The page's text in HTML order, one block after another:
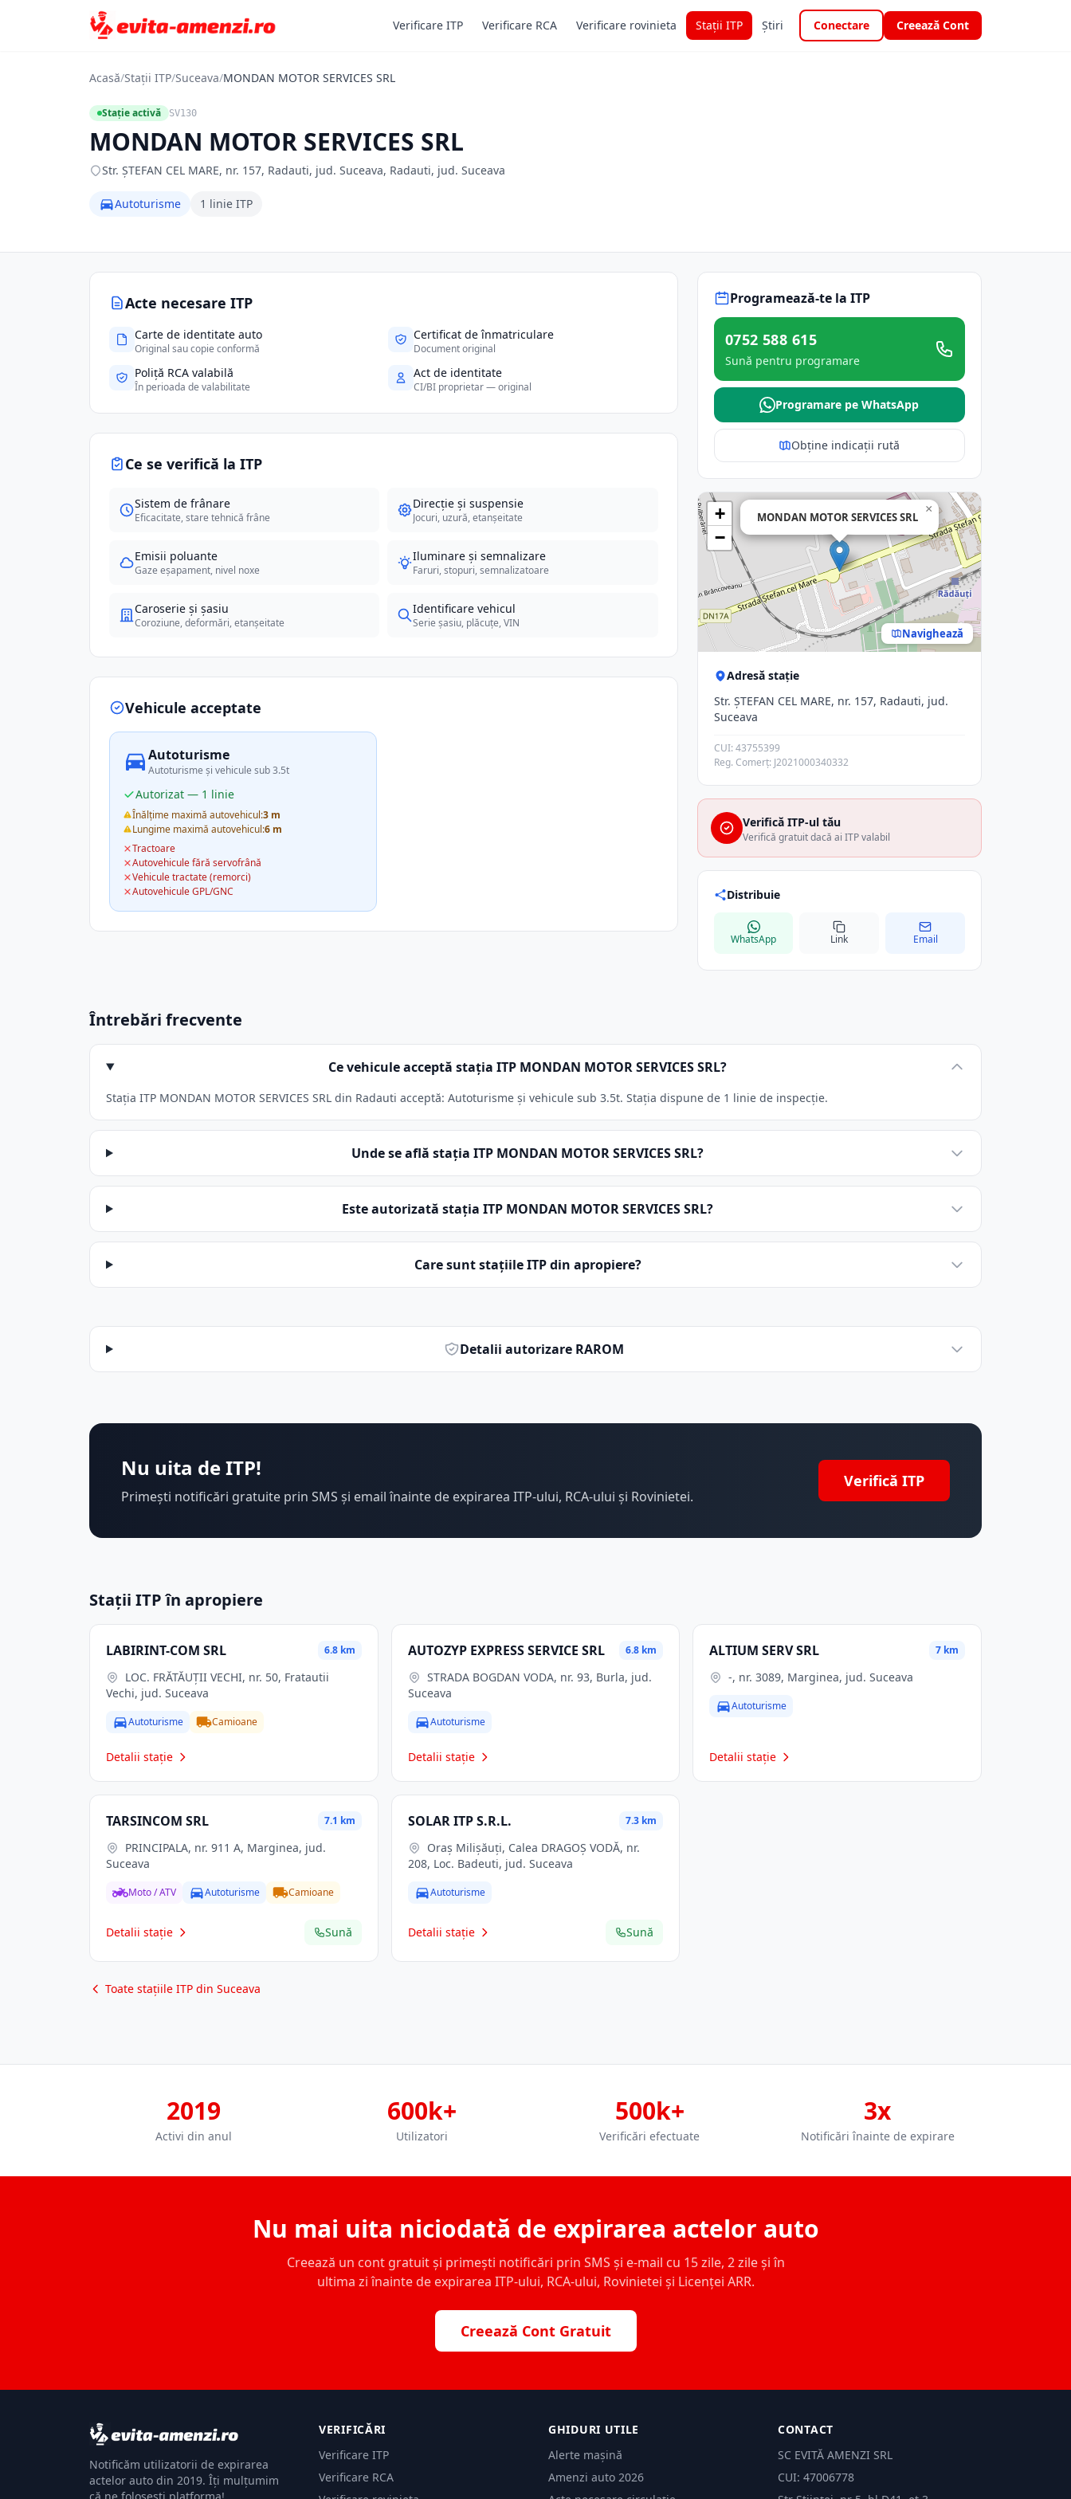
Verificare ITP Verificare RCA Verificare rovinieta Stații ITP Știri Conectare Creează Cont
Acasă/Stații ITP/Suceava/MONDAN MOTOR SERVICES SRL
Stație activă SV130
MONDAN MOTOR SERVICES SRL
Str. ŞTEFAN CEL MARE, nr. 157, Radauti, jud. Suceava, Radauti, jud. Suceava
Autoturisme 1 linie ITP
Acte necesare ITP
Carte de identitate auto
Original sau copie conformă
Certificat de înmatriculare
Document original
Poliță RCA valabilă
În perioada de valabilitate
Act de identitate
CI/BI proprietar — original
Ce se verifică la ITP
Sistem de frânare
Eficacitate, stare tehnică frâne
Direcție și suspensie
Jocuri, uzură, etanșeitate
Emisii poluante
Gaze eșapament, nivel noxe
Iluminare și semnalizare
Faruri, stopuri, semnalizatoare
Caroserie și șasiu
Coroziune, deformări, etanșeitate
Identificare vehicul
Serie șasiu, plăcuțe, VIN
Vehicule acceptate
Autoturisme
Autoturisme și vehicule sub 3.5t
Autorizat — 1 linie
Înălțime maximă autovehicul:3 m
Lungime maximă autovehicul:6 m
Tractoare
Autovehicule fără servofrână
Vehicule tractate (remorci)
Autovehicule GPL/GNC
Programează-te la ITP
0752 588 615
Sună pentru programare
Programare pe WhatsApp
Obține indicații rută
MONDAN MOTOR SERVICES SRL
×
+
−
Navighează
Adresă stație
Str. ŞTEFAN CEL MARE, nr. 157, Radauti, jud.
Suceava
CUI: 43755399
Reg. Comerț: J2021000340332
Verifică ITP-ul tău
Verifică gratuit dacă ai ITP valabil
Distribuie
WhatsApp Link Email
Întrebări frecvente
Ce vehicule acceptă stația ITP MONDAN MOTOR SERVICES SRL?
Stația ITP MONDAN MOTOR SERVICES SRL din Radauti acceptă: Autoturisme și vehicule sub 3.5t. Stația dispune de 1 linie de inspecție.
Unde se află stația ITP MONDAN MOTOR SERVICES SRL?
Este autorizată stația ITP MONDAN MOTOR SERVICES SRL?
Care sunt stațiile ITP din apropiere?
Detalii autorizare RAROM
Nu uita de ITP!
Primești notificări gratuite prin SMS și email înainte de expirarea ITP-ului, RCA-ului și Rovinietei.
Verifică ITP
Stații ITP în apropiere
LABIRINT-COM SRL 6.8 km
Vechi, jud. Suceava
Autoturisme Camioane
Detalii stație
AUTOZYP EXPRESS SERVICE SRL 6.8 km
Suceava
Autoturisme
Detalii stație
ALTIUM SERV SRL 7 km
-, nr. 3089, Marginea, jud. Suceava
Autoturisme
Detalii stație
TARSINCOM SRL 7.1 km
Suceava
Moto / ATV Autoturisme Camioane
Detalii stație Sună
SOLAR ITP S.R.L. 7.3 km
208, Loc. Badeuti, jud. Suceava
Autoturisme
Detalii stație Sună
Toate stațiile ITP din Suceava
2019
Activi din anul
600k+
Utilizatori
500k+
Verificări efectuate
3x
Notificări înainte de expirare
Nu mai uita niciodată de expirarea actelor auto
Creează un cont gratuit și primești notificări prin SMS și e-mail cu 15 zile, 2 zile și în
ultima zi înainte de expirarea ITP-ului, RCA-ului, Rovinietei și Licenței ARR.
Creează Cont Gratuit
Notificăm utilizatorii de expirarea
actelor auto din 2019. Îți mulțumim
VERIFICĂRI
Verificare ITP
Verificare RCA
GHIDURI UTILE
Alerte mașină
Amenzi auto 2026
CONTACT
SC EVITĂ AMENZI SRL
CUI: 47006778